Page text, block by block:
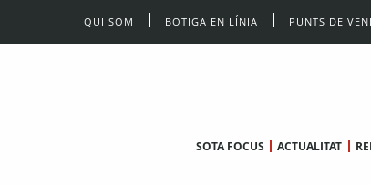
QUI SOM BOTIGA EN LÍNIA PUNTS DE
SOTA FOCUS ACTUALITAT